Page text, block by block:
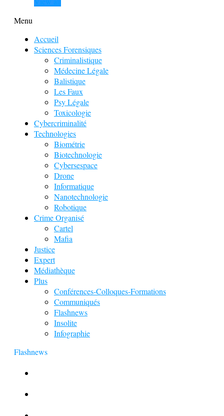
Menu
Accueil
Sciences Forensiques
Criminalistique
Médecine Légale
Balistique
Les Faux
Psy Légale
Toxicologie
Cybercriminalité
Technologies
Biométrie
Biotechnologie
Cybersespace
Drone
Informatique
Nanotechnologie
Robotique
Crime Organisé
Cartel
Mafia
Justice
Expert
Médiathèque
Plus
Conférences-Colloques-Formations
Communiqués
Flashnews
Insolite
Infographie
Flashnews